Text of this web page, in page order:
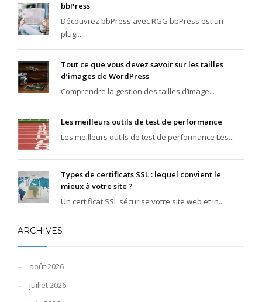
bbPress
Découvrez bbPress avec RGG bbPress est un
plugi...
Tout ce que vous devez savoir sur les tailles
d’images de WordPress
Comprendre la gestion des tailles d’image...
Les meilleurs outils de test de performance
Les meilleurs outils de test de performance Les...
Types de certificats SSL : lequel convient le
mieux à votre site ?
Un certificat SSL sécurise votre site web et in...
ARCHIVES
août 2026
juillet 2026